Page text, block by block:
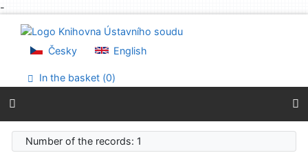
-
Go to menu
Accessibility declaration
Česky English
In the basket (0)
Number of the records: 1